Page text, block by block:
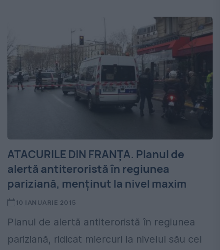
ATACURILE DIN FRANŢA. Planul de
alertă antiteroristă în regiunea
pariziană, menţinut la nivel maxim
10 IANUARIE 2015
Planul de alertă antiteroristă în regiunea
pariziană, ridicat miercuri la nivelul său cel